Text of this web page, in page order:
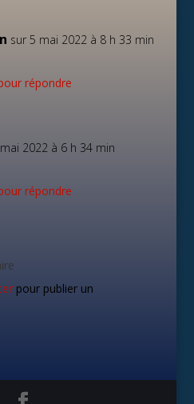
sur 5 mai 2022 à 8 h 33 min
répondre
2022 à 6 h 34 min
répondre
pour publier un